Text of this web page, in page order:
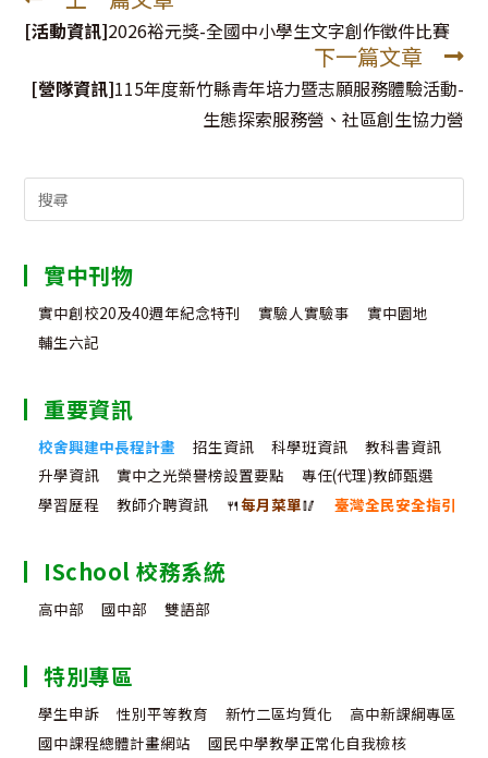
more
[活動資訊]2026裕元獎-全國中小學生文字創作徵件比賽
下一篇文章
[營隊資訊]115年度新竹縣青年培力暨志願服務體驗活動-
生態探索服務營、社區創生協力營
Search
for:
實中刊物
實中創校20及40週年紀念特刊 實驗人實驗事
實中園地
輔生六記
重要資訊
校舍興建中長程計畫 招生資訊 科學班資訊
教科書資訊
升學資訊
實中之光榮譽榜設置要點
專任(代理)教師甄選
學習歷程
教師介聘資訊 🍴每月菜單🥢 臺灣全民安全指引
ISchool 校務系統
高中部 國中部 雙語部
特別專區
學生申訴 性別平等教育 新竹二區均質化
高中新課綱專區
國中課程總體計畫網站
國民中學教學正常化自我檢核